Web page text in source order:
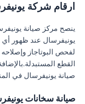
ارقام شركة
ينصح مركز صيانة
يونيفرسال عند ظهور
لفحص البوتاجاز
القطع
صيانة يونيفرسال في
صيانة سخانات